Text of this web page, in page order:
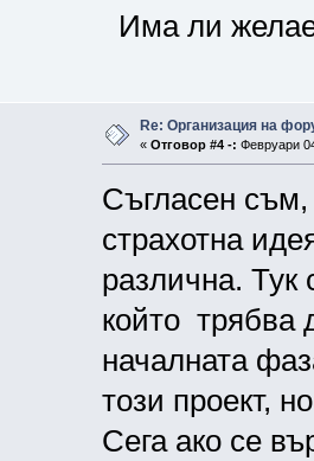
Има ли
Re: Организация на
« Отговор #4 -: Февруари
Съгласен
страхотна
различна. Тук
който трябва
началната
този проект,
Сега ако се